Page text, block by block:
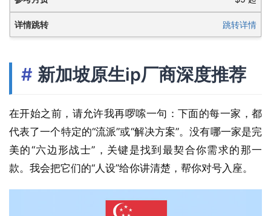
跳转详情
新加坡原生ip厂商深度推荐
在开始之前，请允许我再啰嗦一句：下面的每一家，都
代表了一个特定的“流派”或“解决方案”。没有哪一家是完
美的“六边形战士”，关键是找到最契合你需求的那一
款。我会把它们的“人设”给你讲清楚，帮你对号入座。